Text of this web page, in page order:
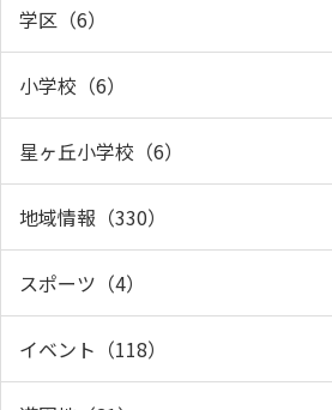
学区（6）
小学校（6）
星ヶ丘小学校（6）
地域情報（330）
スポーツ（4）
イベント（118）